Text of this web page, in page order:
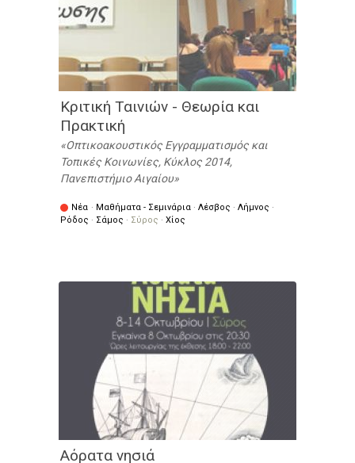
Κριτική Ταινιών - Θεωρία και
Πρακτική
Οπτικοακουστικός Εγγραμματισμός και
Τοπικές Κοινωνίες, Κύκλος 2014,
Πανεπιστήμιο Αιγαίου
Νέα · Μαθήματα - Σεμινάρια · Λέσβος · Λήμνος ·
Ρόδος · Σάμος · Σύρος · Χίος
Αόρατα νησιά